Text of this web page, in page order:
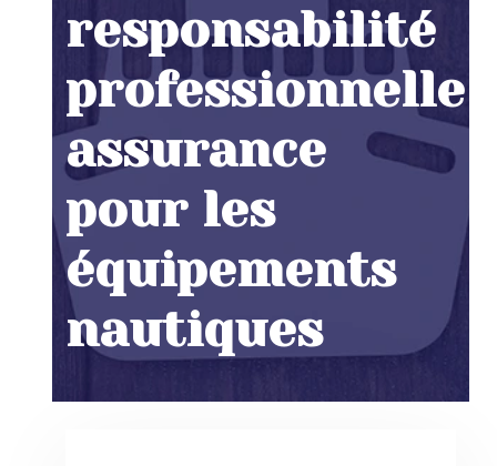
responsabilité
professionnelle
assurance
pour les
équipements
nautiques